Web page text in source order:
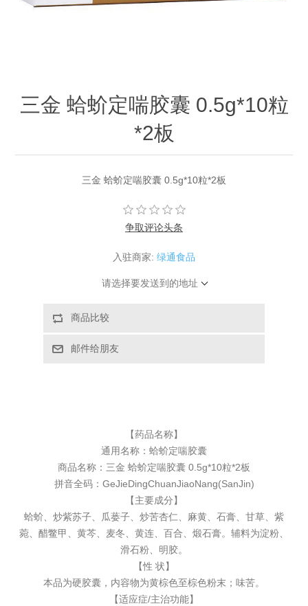
三金 蛤蚧定喘胶囊 0.5g*10粒
*2板
三金 蛤蚧定喘胶囊 0.5g*10粒*2板
争取评论头条
入驻商家: 绿通食品
请选择要发送到的地址
【药品名称】
通用名称： 蛤蚧定喘胶囊
商品名称：三金 蛤蚧定喘胶囊 0.5g*10粒*2板
拼音全码：GeJieDingChuanJiaoNang(SanJin)
【主要成分】
蛤蚧、炒紫苏子、瓜蒌子、炒苦杏仁、麻黄、石膏、甘草、紫
菀、醋鳖甲、黄芩、麦冬、黄连、百合、煅石膏。辅料为淀粉、
滑石粉、明胶。
【性 状】
本品为硬胶囊，内容物为黄棕色至棕色粉末；味苦。
【适应症/主治功能】